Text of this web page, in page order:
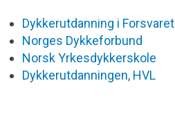
Dykkerutdanning i Forsvaret
Norges Dykkeforbund
Norsk Yrkesdykkerskole
Dykkerutdanningen, HVL